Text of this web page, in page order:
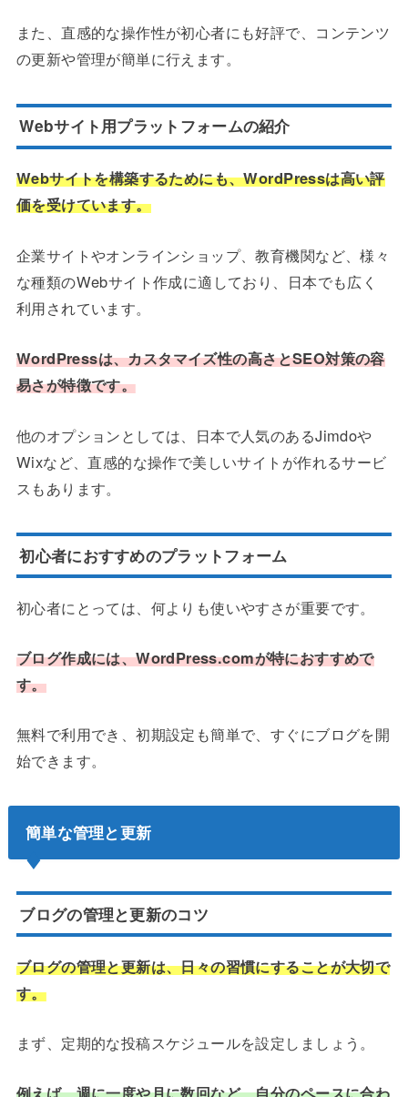
また、直感的な操作性が初心者にも好評で、コンテンツ
の更新や管理が簡単に行えます。
Webサイト用プラットフォームの紹介
Webサイトを構築するためにも、WordPressは高い評
価を受けています。
企業サイトやオンラインショップ、教育機関など、様々
な種類のWebサイト作成に適しており、日本でも広く
利用されています。
WordPressは、カスタマイズ性の高さとSEO対策の容
易さが特徴です。
他のオプションとしては、日本で人気のあるJimdoや
Wixなど、直感的な操作で美しいサイトが作れるサービ
スもあります。
初心者におすすめのプラットフォーム
初心者にとっては、何よりも使いやすさが重要です。
ブログ作成には、WordPress.comが特におすすめで
す。
無料で利用でき、初期設定も簡単で、すぐにブログを開
始できます。
簡単な管理と更新
ブログの管理と更新のコツ
ブログの管理と更新は、日々の習慣にすることが大切で
す。
まず、定期的な投稿スケジュールを設定しましょう。